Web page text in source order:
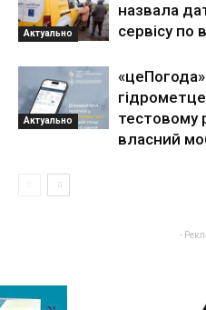
Актуально
назвала
сервісу по
Актуально
тестовому
власний
-